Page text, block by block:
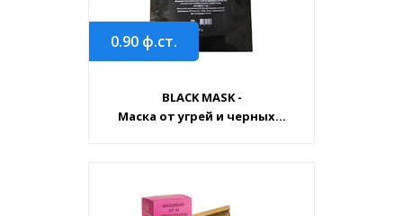
0.90 ф.ст.
BLACK MASK -
Маска от угрей и черных...